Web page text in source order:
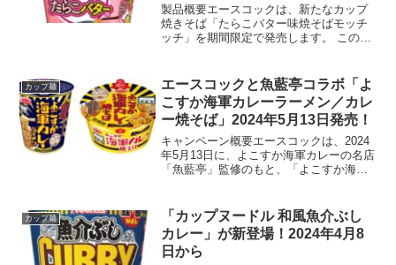
製品概要エースコックは、新たなカップ
焼きそば「たらこバター味焼そばモッチ
ッチ」を期間限定で発売します。 この製
日2024年5月27日に全国で販売開始。特
徴と味わいも...
カップ麺
エースコックと魚藍亭コラボ「よ
こすか海軍カレーラーメン／カレ
ー焼そば」2024年5月13日発売！
キャンペーン概要エースコックは、2024
年5月13日に、よこすか海軍カレーの名店
「魚藍亭」監修のもと、「よこすか海軍
商品は、それぞれのカレーの独特な風味
と深みをインスタ...
カップ麺
「カップヌードル 和風魚介ぶし
カレー」が新登場！2024年4月8
日から